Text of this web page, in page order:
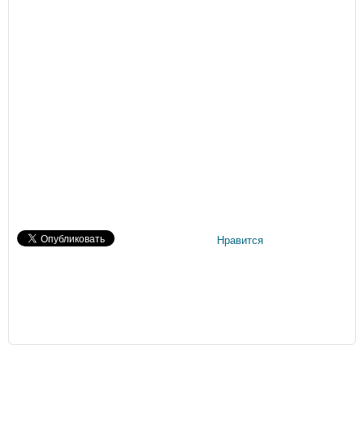
Нравится